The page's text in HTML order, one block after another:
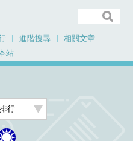
進階搜尋
相關文章
站